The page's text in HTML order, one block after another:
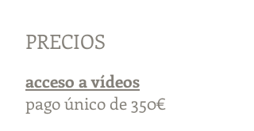
PRECIOS
acceso a vídeos
pago único de 350€